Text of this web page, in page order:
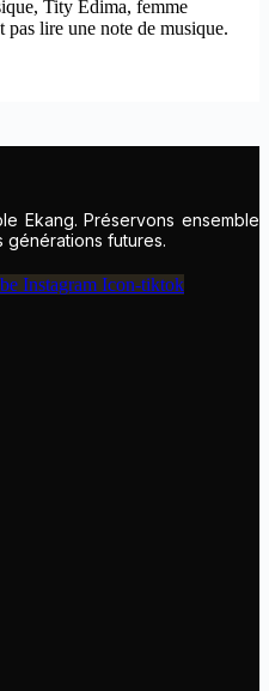
Tity Edima, femme
pas lire une note de musique.
Ekang. Préservons ensemble
générations futures.
Instagram Icon-tiktok